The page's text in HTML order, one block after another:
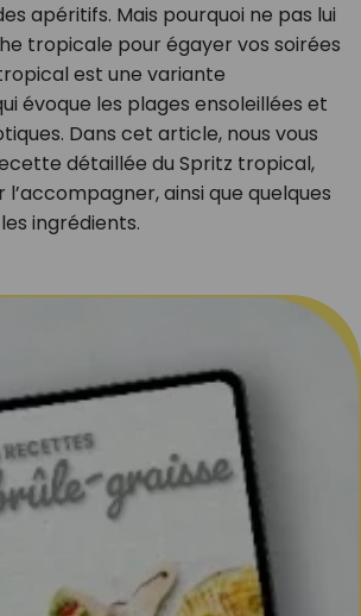
apéritifs. Mais pourquoi ne pas lui
tropicale pour égayer vos soirées
est une variante
évoque les plages ensoleillées et
Dans cet article, nous vous
détaillée du Spritz tropical,
l’accompagner, ainsi que quelques
ingrédients.